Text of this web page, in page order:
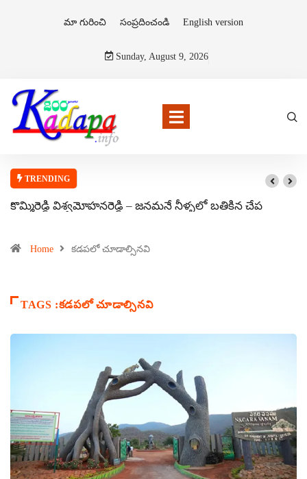
మా గురించి సంప్రదించండి English version
Sunday, August 9, 2026
TRENDING
కొమ్మిరెడ్డి విశ్వమోహనరెడ్డి – జనమనే నీళ్ళలో బతికిన చేప
Home కడపలో చూడాల్సినవి
TAGS :కడపలో చూడాల్సినవి